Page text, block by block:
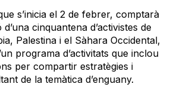
s’inicia el 2 de febrer, comptarà
cinquantena d’activistes de
Palestina i el Sàhara Occidental,
programa d’activitats que inclou
per compartir estratègies i
de la temàtica d’enguany.